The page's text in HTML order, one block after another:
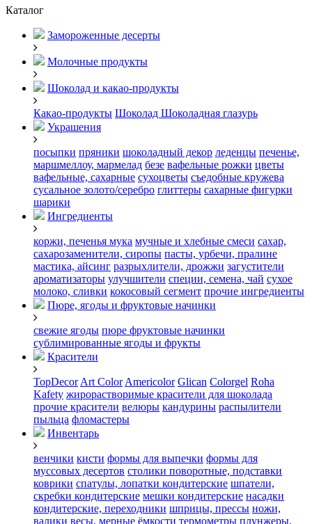
Каталог
Замороженные десерты
Молочные продукты
Шоколад и какао-продукты
Какао-продукты Шоколад Шоколадная глазурь
Украшения
посыпки пряники шоколадный декор леденцы печенье,
маршмеллоу, мармелад безе вафельные рожки цветы
вафельные, сахарные сухоцветы съедобные кружева
сусальное золото/серебро глиттеры сахарные фигурки
шарики
Ингредиенты
коржи, печенья мука мучные и хлебные смеси сахар,
сахарозаменители, сиропы пасты, урбечи, пралине
мастика, айсинг разрыхлители, дрожжи загустители
ароматизаторы улучшители специи, семена, чай сухое
молоко, сливки кокосовый сегмент прочие ингредиенты
Пюре, ягоды и фруктовые начинки
свежие ягоды пюре фруктовые начинки
сублимированные ягоды и фрукты
Красители
TopDecor Art Color Americolor Glican Colorgel Roha
Kafety жирорастворимые красители для шоколада
прочие красители велюры кандурины распылители
пыльца фломастеры
Инвентарь
венчики кисти формы для выпечки формы для
муссовых десертов столики поворотные, подставки
коврики cпатулы, лопатки кондитерские шпатели,
скребки кондитерские мешки кондитерские насадки
кондитерские, переходники шприцы, прессы ножи,
валики весы, мерные ёмкости термометры плунжеры,